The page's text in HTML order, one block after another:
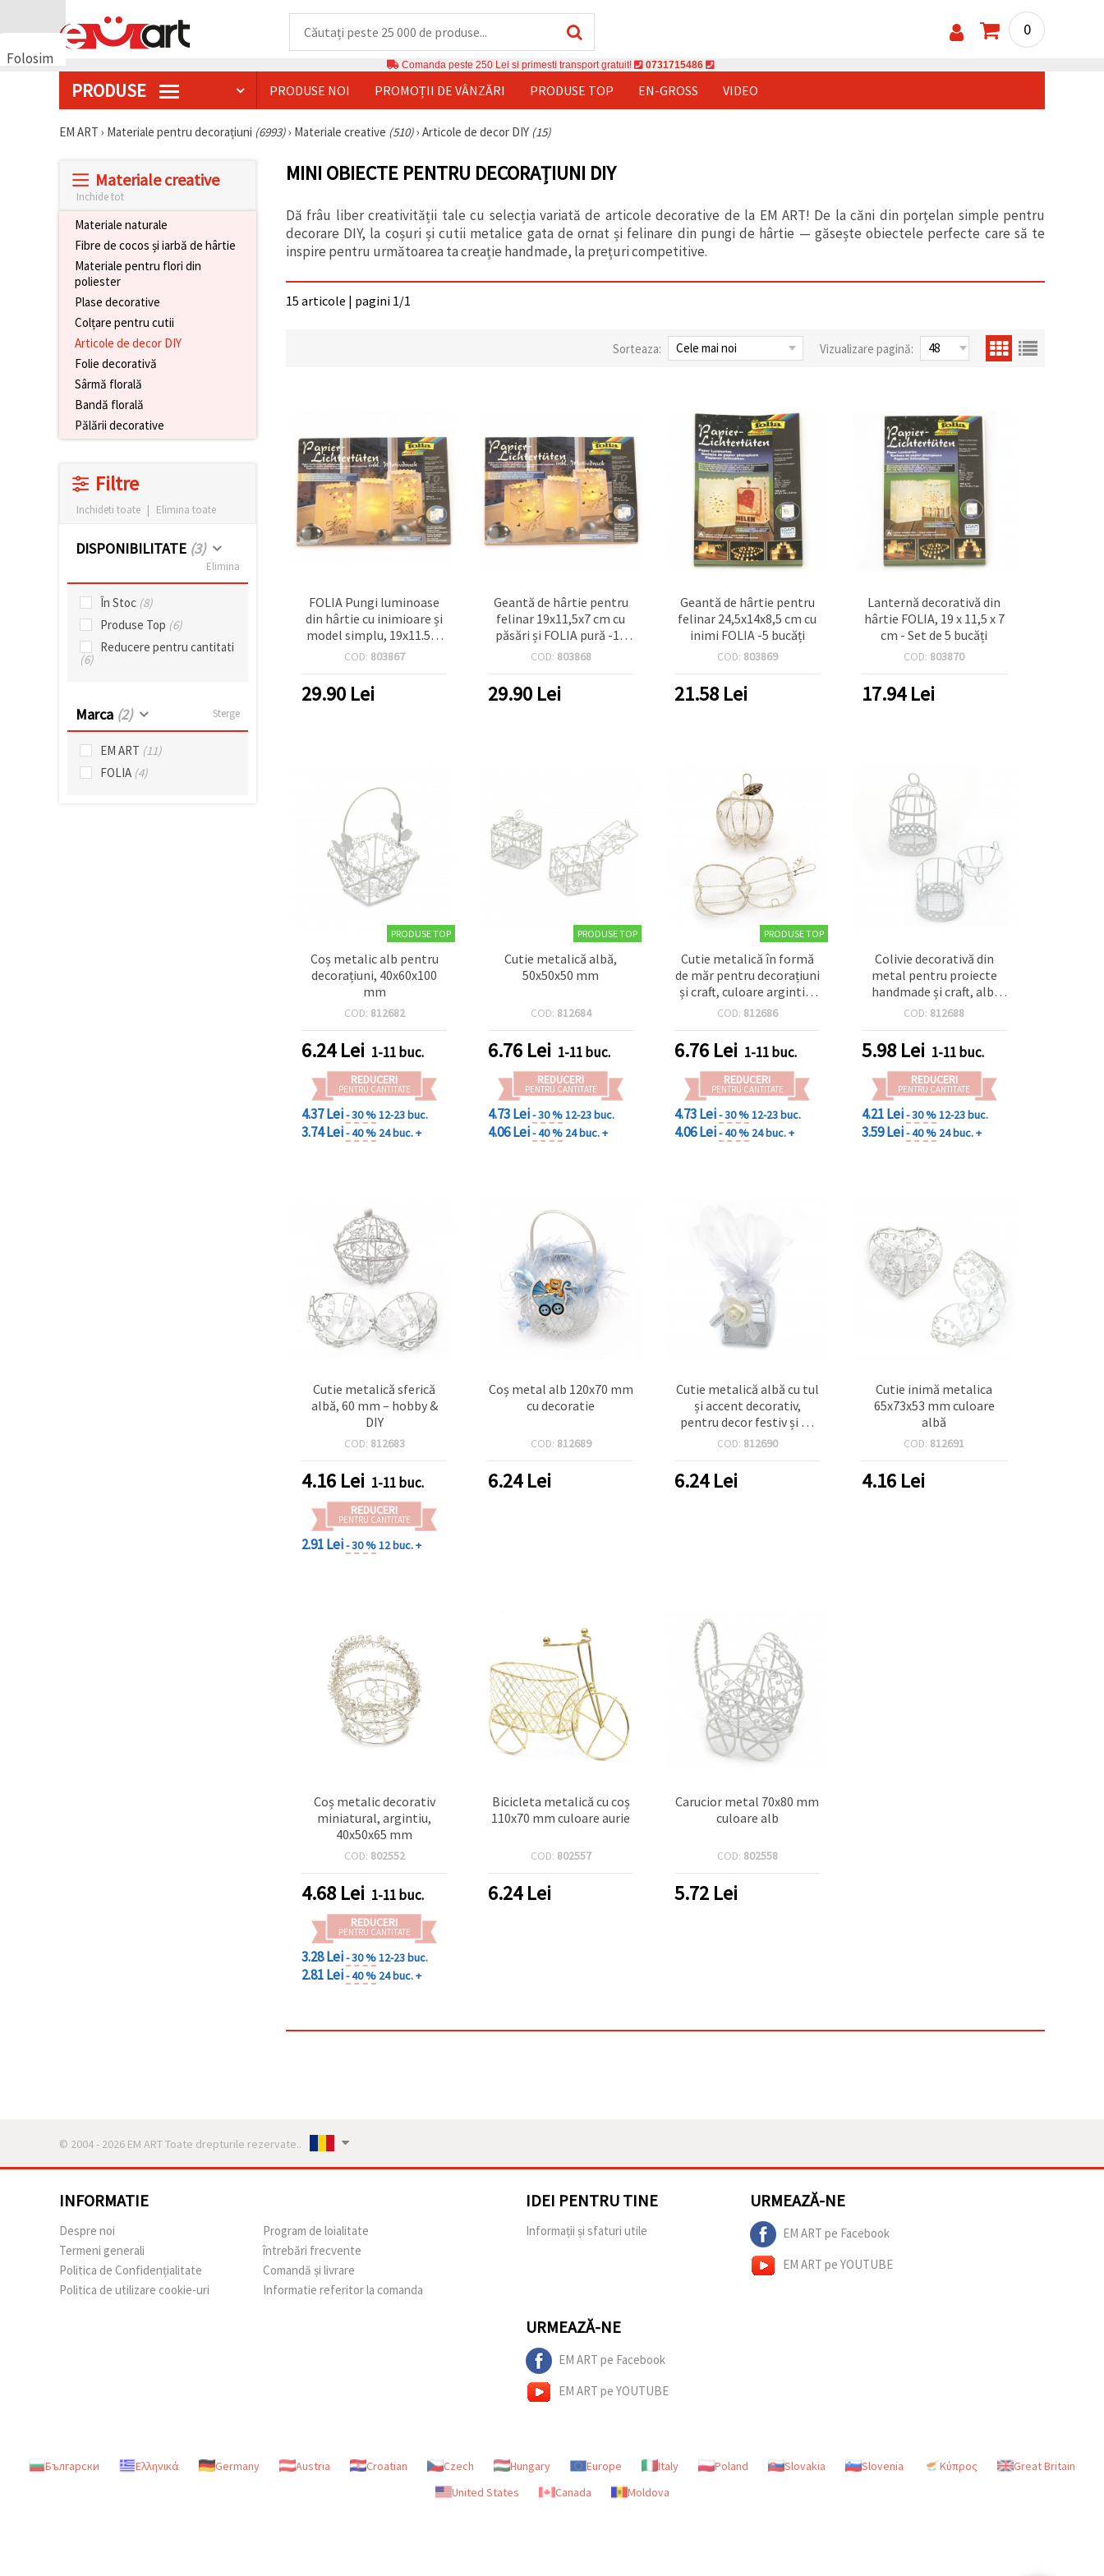
Folosim
funcționarea
0
Comanda peste 250 Lei si primesti transport gratuit! 0731715486
PRODUSE PRODUSE NOI PROMOȚII DE VÂNZĂRI PRODUSE TOP EN-GROSS VIDEO
EM ART › Materiale pentru decorațiuni (6993)› Materiale creative (510)› Articole de decor DIY (15)
Materiale creative
Inchide tot
Materiale naturale
Fibre de cocos și iarbă de hârtie
Materiale pentru flori din
poliester
Plase decorative
Colțare pentru cutii
Articole de decor DIY
Folie decorativă
Sârmă florală
Bandă florală
Pălării decorative
Filtre
Inchideti toate | Elimina toate
DISPONIBILITATE (3)
Elimina
În Stoc (8)
Produse Top (6)
Reducere pentru cantitati
(6)
Marca (2) Sterge
EM ART (11)
FOLIA (4)
MINI OBIECTE PENTRU DECORAȚIUNI DIY
Dă frâu liber creativității tale cu selecția variată de articole decorative de la EM ART! De la căni din porțelan simple pentru
decorare DIY, la coșuri și cutii metalice gata de ornat și felinare din pungi de hârtie — găsește obiectele perfecte care să te
inspire pentru următoarea ta creație handmade, la prețuri competitive.
15 articole | pagini 1/1
Sorteaza: Vizualizare pagină:
FOLIA Pungi luminoase
din hârtie cu inimioare și
model simplu, 19x11.5x7
cm - set 10 buc., asortate
COD: 803867
29.90 Lei
Geantă de hârtie pentru
felinar 19x11,5x7 cm cu
păsări și FOLIA pură -10
bucăți
COD: 803868
29.90 Lei
Geantă de hârtie pentru
felinar 24,5x14x8,5 cm cu
inimi FOLIA -5 bucăți
COD: 803869
21.58 Lei
Lanternă decorativă din
hârtie FOLIA, 19 x 11,5 x 7
cm - Set de 5 bucăți
COD: 803870
17.94Lei
PRODUSE TOP
Coș metalic alb pentru
decorațiuni, 40x60x100
mm
COD: 812682
6.24Lei 1-11 buc.
REDUCERI
PENTRU CANTITATE
4.37 Lei- 30 %12-23 buc.
3.74 Lei- 40 % 24 buc. +
PRODUSE TOP
Cutie metalică albă,
50x50x50 mm
COD: 812684
6.76 Lei 1-11 buc.
REDUCERI
PENTRU CANTITATE
4.73 Lei- 30 %12-23 buc.
4.06 Lei- 40 % 24 buc. +
PRODUSE TOP
Cutie metalică în formă
de măr pentru decorațiuni
și craft, culoare argintie,
60x85 mm
COD: 812686
6.76 Lei 1-11 buc.
REDUCERI
PENTRU CANTITATE
4.73 Lei- 30 %12-23 buc.
4.06 Lei- 40 % 24 buc. +
Colivie decorativă din
metal pentru proiecte
handmade și craft, alb,
55x97 mm
COD: 812688
5.98Lei 1-11 buc.
REDUCERI
PENTRU CANTITATE
4.21 Lei- 30 %12-23 buc.
3.59 Lei- 40 % 24 buc. +
Cutie metalică sferică
albă, 60 mm – hobby &
DIY
COD: 812683
4.16 Lei 1-11 buc.
REDUCERI
PENTRU CANTITATE
2.91 Lei- 30 %12 buc. +
Coș metal alb 120x70 mm
cu decoratie
COD: 812689
6.24Lei
Cutie metalică albă cu tul
și accent decorativ,
pentru decor festiv și de
nuntă, 90x50x50 mm
COD: 812690
6.24Lei
Cutie inimă metalica
65x73x53 mm culoare
albă
COD: 812691
4.16Lei
Coș metalic decorativ
miniatural, argintiu,
40x50x65 mm
COD: 802552
4.68 Lei 1-11 buc.
REDUCERI
PENTRU CANTITATE
3.28 Lei- 30 %12-23 buc.
2.81 Lei- 40 % 24 buc. +
Bicicleta metalică cu coș
110x70 mm culoare aurie
COD: 802557
6.24Lei
Carucior metal 70x80 mm
culoare alb
COD: 802558
5.72 Lei
© 2004 - 2026 EM ART Toate drepturile rezervate..
INFORMATIE
Despre noi
Termeni generali
Politica de Confidențialitate
Politica de utilizare cookie-uri
Program de loialitate
întrebări frecvente
Comandă și livrare
Informatie referitor la comanda
IDEI PENTRU TINE
Informații și sfaturi utile
URMEAZĂ-NE
EM ART pe Facebook
EM ART pe YOUTUBE
URMEAZĂ-NE
EM ART pe Facebook
EM ART pe YOUTUBE
Български Ελληνικά Germany Austria Croatian Czech Hungary Europe Italy Poland Slovakia Slovenia Κύπρος
Great Britain
United States
Canada Moldova